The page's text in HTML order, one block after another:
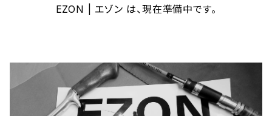
EZON | エゾン は、現在準備中です。